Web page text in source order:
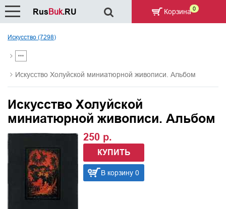
Искусство (7298)
Искусство Холуйской миниатюрной живописи. Альбом
Искусство Холуйской
миниатюрной живописи. Альбом
250 р.
КУПИТЬ
В корзину 0
RusBuk.RU Корзина 0